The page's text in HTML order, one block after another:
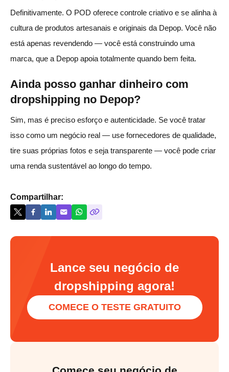
Definitivamente. O POD oferece controle criativo e se alinha à
cultura de produtos artesanais e originais da Depop. Você não
está apenas revendendo — você está construindo uma
marca, que a Depop apoia totalmente quando bem feita.
Ainda posso ganhar dinheiro com
dropshipping no Depop?
Sim, mas é preciso esforço e autenticidade. Se você tratar
isso como um negócio real — use fornecedores de qualidade,
tire suas próprias fotos e seja transparente — você pode criar
uma renda sustentável ao longo do tempo.
Compartilhar:
Lance seu negócio de
dropshipping agora!
COMECE O TESTE GRATUITO